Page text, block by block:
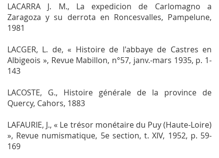
LACARRA J. M., La expedicion de Carlomagno a
Zaragoza y su derrota en Roncesvalles, Pampelune,
1981
LACGER, L. de, « Histoire de l'abbaye de Castres en
Albigeois », Revue Mabillon, n°57, janv.-mars 1935, p. 1-
143
LACOSTE, G., Histoire générale de la province de
Quercy, Cahors, 1883
LAFAURIE, J., « Le trésor monétaire du Puy (Haute-Loire)
», Revue numismatique, 5e section, t. XIV, 1952, p. 59-
169